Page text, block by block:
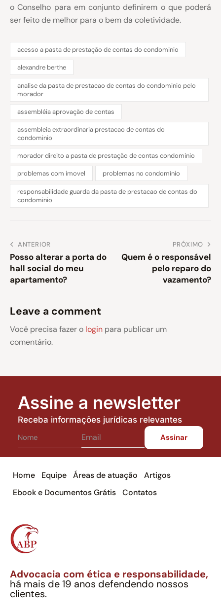
o Conselho para em conjunto definirem o que poderá
ser feito de melhor para o bem da coletividade.
acesso a pasta de prestação de contas do condominio
alexandre berthe
analise da pasta de prestacao de contas do condominio pelo
morador
assembléia aprovação de contas
assembleia extraordinaria prestacao de contas do
condominio
morador direito a pasta de prestação de contas condominio
problemas com imovel problemas no condomínio
responsabilidade guarda da pasta de prestacao de contas do
condominio
ANTERIOR
Posso alterar a porta do
hall social do meu
apartamento?
PRÓXIMO
Quem é o responsável
pelo reparo do
vazamento?
Leave a comment
Você precisa fazer o login para publicar um
comentário.
Assine a newsletter
Receba informações jurídicas relevantes
Home Equipe Áreas de atuação
Artigos
Ebook e Documentos Grátis
Contatos
Advocacia com ética e responsabilidade,
há mais de 19 anos defendendo nossos
clientes.